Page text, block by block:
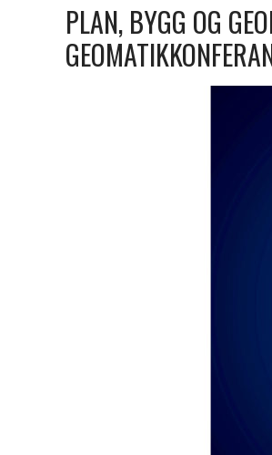
PLAN, BYGG OG